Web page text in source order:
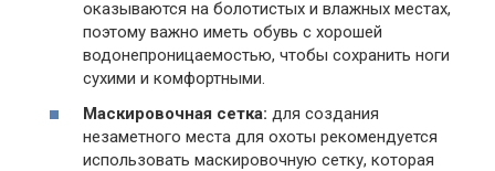
оказываются на болотистых и влажных местах,
поэтому важно иметь обувь с хорошей
водонепроницаемостью, чтобы сохранить ноги
сухими и комфортными.
Маскировочная сетка: для создания
незаметного места для охоты рекомендуется
использовать маскировочную сетку, которая